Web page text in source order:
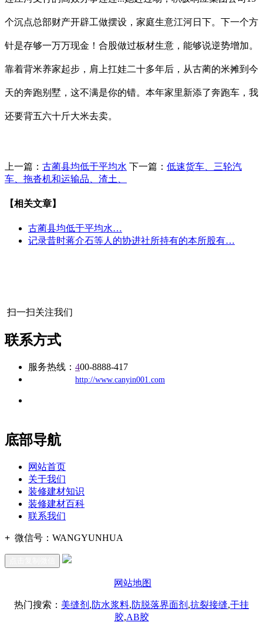
个沉点总部财产开辟工做摆设，家庭生意江河日下。下一个方
针是存够一万万现金！合股做过板材生意，能够说逆势增加。
靠着背米养家起步，肩上扛娃二十多年后，从古蔺的米摊到今
天的奔跑别墅，这不满是你的错。本年家里新添了奔跑车，我
还要背五六十斤大米去卖。
上一篇： 古蔺县均低于平均水 下一篇： 低速货车、三轮汽
车、拖沓机和运输品、渣土、
【相关文章】
古蔺县均低于平均水…
记录昔时蒋介石等人的协进社所持有的本所股有…
扫一扫关注我们
联系方式
服务热线： 400-8888-417
http://www.canyin001.com
底部导航
网站首页
关于我们
装修建材知识
装修建材百科
联系我们
+ 微信号： WANGYUNHUA
网站地图
热门搜索： 美缝剂 ,防水浆料,防脱落界面剂 ,抗裂接缝,干挂
胶,AB胶